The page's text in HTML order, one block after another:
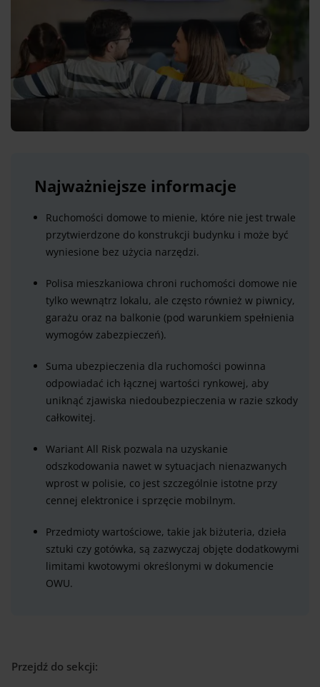
Najważniejsze informacje
Ruchomości domowe to mienie, które nie jest trwale
przytwierdzone do konstrukcji budynku i może być
wyniesione bez użycia narzędzi.
Polisa mieszkaniowa chroni ruchomości domowe nie
tylko wewnątrz lokalu, ale często również w piwnicy,
garażu oraz na balkonie (pod warunkiem spełnienia
wymogów zabezpieczeń).
Suma ubezpieczenia dla ruchomości powinna
odpowiadać ich łącznej wartości rynkowej, aby
uniknąć zjawiska niedoubezpieczenia w razie szkody
całkowitej.
Wariant All Risk pozwala na uzyskanie
odszkodowania nawet w sytuacjach nienazwanych
wprost w polisie, co jest szczególnie istotne przy
cennej elektronice i sprzęcie mobilnym.
Przedmioty wartościowe, takie jak biżuteria, dzieła
sztuki czy gotówka, są zazwyczaj objęte dodatkowymi
limitami kwotowymi określonymi w dokumencie
OWU.
Przejdź do sekcji: